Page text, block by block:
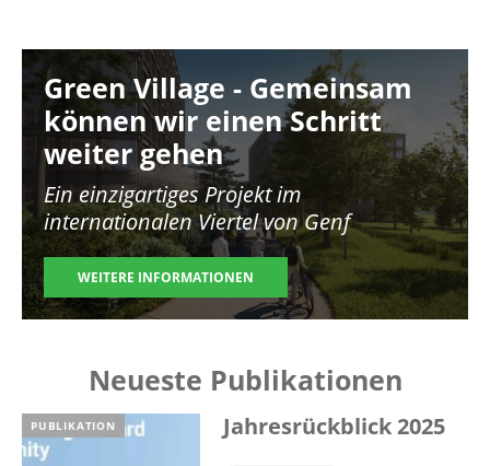
Image
Green Village - Gemeinsam
können wir einen Schritt
weiter gehen
Ein einzigartiges Projekt im
internationalen Viertel von Genf
WEITERE INFORMATIONEN
Neueste Publikationen
PUBLIKATION Jahresrückblick 2025